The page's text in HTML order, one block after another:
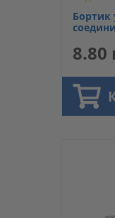
Бортик
8.80